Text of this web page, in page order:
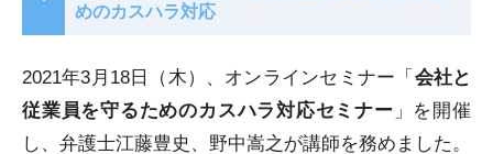
めのカスハラ対応
2021年3月18日（木）、オンラインセミナー「 会社と
従業員を守るためのカスハラ対応セミナー 」を開催
し、弁護士江藤豊史、野中嵩之が講師を務めました。